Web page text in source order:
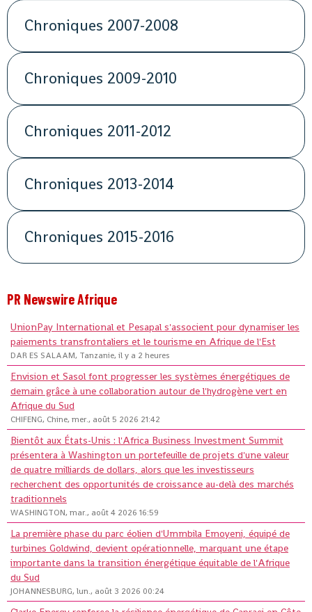
Chroniques 2007-2008
Chroniques 2009-2010
Chroniques 2011-2012
Chroniques 2013-2014
Chroniques 2015-2016
PR Newswire Afrique
UnionPay International et Pesapal s'associent pour dynamiser les
paiements transfrontaliers et le tourisme en Afrique de l'Est
DAR ES SALAAM, Tanzanie, il y a 2 heures
Envision et Sasol font progresser les systèmes énergétiques de
demain grâce à une collaboration autour de l'hydrogène vert en
Afrique du Sud
CHIFENG, Chine, mer., août 5 2026 21:42
Bientôt aux États-Unis : l'Africa Business Investment Summit
présentera à Washington un portefeuille de projets d'une valeur
de quatre milliards de dollars, alors que les investisseurs
recherchent des opportunités de croissance au-delà des marchés
traditionnels
WASHINGTON, mar., août 4 2026 16:59
La première phase du parc éolien d'Ummbila Emoyeni, équipé de
turbines Goldwind, devient opérationnelle, marquant une étape
importante dans la transition énergétique équitable de l'Afrique
du Sud
JOHANNESBURG, lun., août 3 2026 00:24